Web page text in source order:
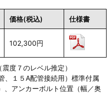
価格(税込) 仕様書
102,300円
度７のレベル推定）
、１５A配管接続用）標準付属
、アンカーボルト位置（幅／奥